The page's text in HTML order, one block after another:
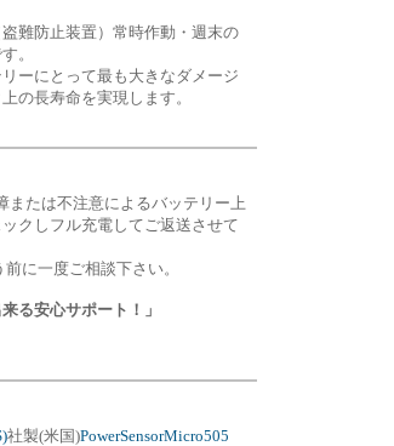
難防止装置）常時作動・週末の
。
ーにとって最も大きなダメージ
の長寿命を実現します。
または不注意によるバッテリー上
クしフル充電してご返送させて
に一度ご相談下さい。
る安心サポート！」
社製(米国)PowerSensorMicro505